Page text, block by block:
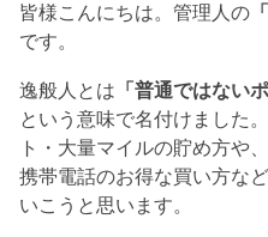
皆様こんにちは。管理人の
です。
逸般人とは 「普通ではない
という意味で名付けました
ト・大量マイルの貯め方や
携帯電話のお得な買い方な
いこうと思います。